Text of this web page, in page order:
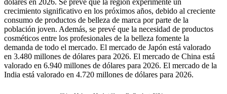
crecimiento significativo en los próximos años, debido al creciente
consumo de productos de belleza de marca por parte de la
población joven. Además, se prevé que la necesidad de productos
cosméticos entre los profesionales de la belleza fomente la
demanda de todo el mercado. El mercado de Japón está valorado
en 3.480 millones de dólares para 2026. El mercado de China está
valorado en 6.940 millones de dólares para 2026. El mercado de la
India está valorado en 4.720 millones de dólares para 2026.